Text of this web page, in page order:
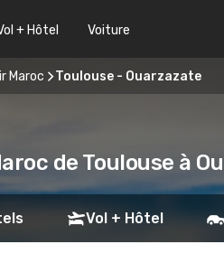
+ Hôtel Voiture
Maroc Toulouse - Ouarzazate
de Toulouse à
Vol + Hôtel